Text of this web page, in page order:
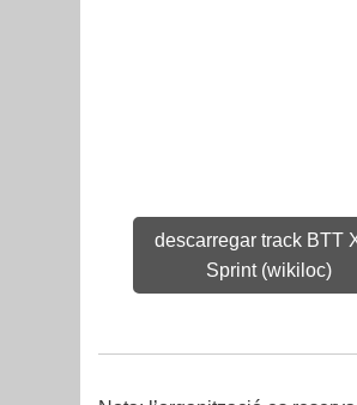
descarregar track BTT
Sprint (wikiloc)